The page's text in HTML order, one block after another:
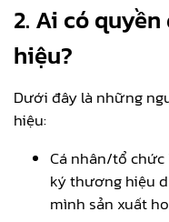
2. Ai có
hiệu?
Dưới đây là những
hiệu:
Cá nhân/tổ
ký thương hiệu
mình sản xuất